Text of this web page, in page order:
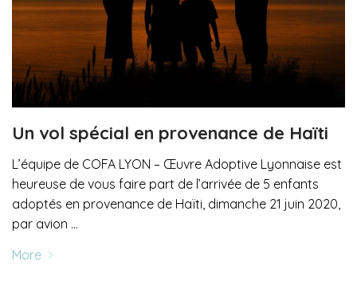
Un vol spécial en provenance de Haïti
L’équipe de COFA LYON – Œuvre Adoptive Lyonnaise est
heureuse de vous faire part de l’arrivée de 5 enfants
adoptés en provenance de Haïti, dimanche 21 juin 2020,
par avion …
More